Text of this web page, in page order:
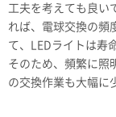
工夫を考えても良い
れば、電球交換の頻
て、LEDライトは寿
そのため、頻繁に照
の交換作業も大幅に